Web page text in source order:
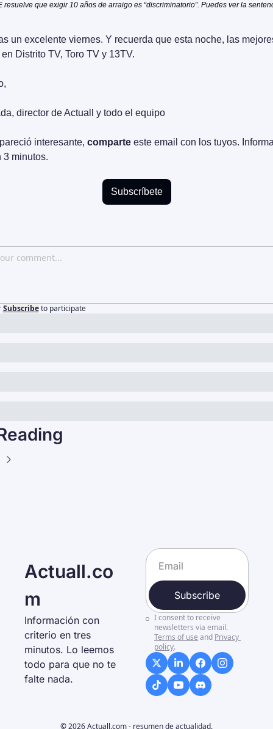
resuelve que exigir 10 años de arraigo es “discriminatorio”. Puedes ver la
un excelente viernes. Y recuerda que esta noche, las
Distrito TV, Toro TV y 13TV.
director de Actuall y todo el equipo
interesante, comparte este email con los tuyos.
3 minutos.
Subscríbete
Subscribe to participate
Actuall.co
m
Información con
criterio en tres
minutos. Lo leemos
todo para que no te
falte nada.
Subscribe
I consent to receive
newsletters via email.
Terms of use and Privacy
policy.
© 2026 Actuall.com - resumen de actualidad.